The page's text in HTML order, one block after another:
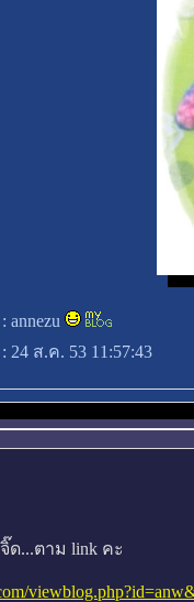
: annezu
: 24 ส.ค. 53 11:57:43
...ตาม link คะ